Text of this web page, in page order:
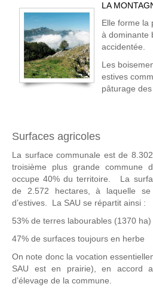
LA
Elle forme la
à dominante
accidentée.
Les
estives
pâturage
Surfaces agricoles
La surface communale est de
troisième plus grande commune
occupe 40% du territoire. La
de 2.572 hectares, à laquelle se
d’estives. La SAU se répartit ainsi :
53% de terres labourables (1370 ha)
47% de surfaces toujours en herbe
On note donc la vocation
SAU est en prairie), en accord
d’élevage de la commune.